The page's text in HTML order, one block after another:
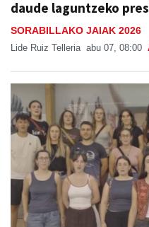
daude laguntzeko
SORABILLAKO JAIAK 2026
Lide Ruiz Telleria abu 07, 08:00